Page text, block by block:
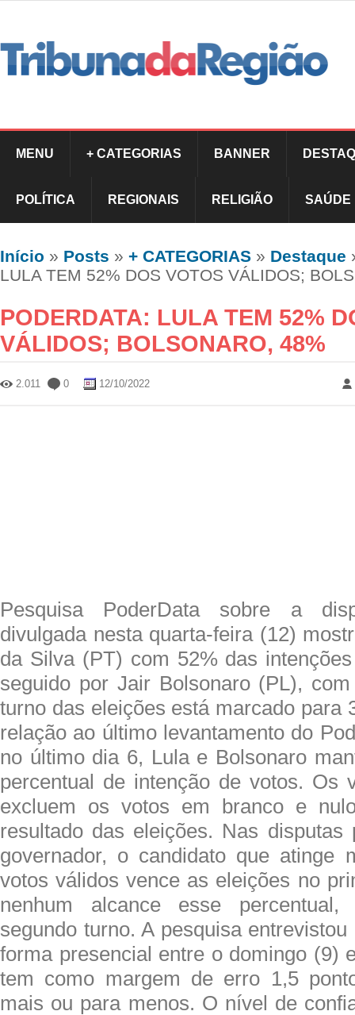
MENU + CATEGORIAS BANNER
POLÍTICA REGIONAIS RELIGIÃO SAÚDE
Início » Posts » + CATEGORIAS » Destaque
LULA TEM 52% DOS VOTOS VÁLIDOS;
PODERDATA: LULA TEM 52%
VÁLIDOS; BOLSONARO, 48%
2.011 0 12/10/2022
Pesquisa PoderData sobre a
divulgada nesta quarta-feira (12)
da Silva (PT) com 52% das
seguido por Jair Bolsonaro (PL),
turno das eleições está marcado para
relação ao último levantamento do
no último dia 6, Lula e Bolsonaro
percentual de intenção de votos. Os
excluem os votos em branco e
resultado das eleições. Nas disputas
governador, o candidato que atinge
votos válidos vence as eleições no
nenhum alcance esse
segundo turno. A pesquisa
forma presencial entre o domingo (9)
tem como margem de erro 1,5
mais ou para menos. O nível de